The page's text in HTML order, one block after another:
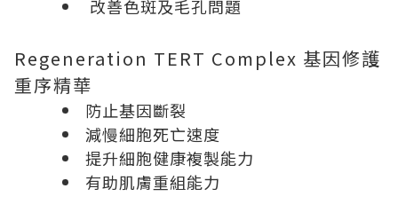
改善色斑及毛孔問題
Regeneration TERT Complex 基因修護
重序精華
防止基因斷裂
減慢細胞死亡速度
提升細胞健康複製能力
有助肌膚重組能力